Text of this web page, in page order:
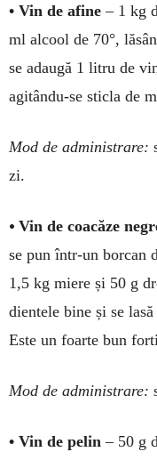
• Vin de afine – 1 kg
ml alcool de 70°,
se adaugă 1 li­tru de
agi­tându-se sticla de
Mod de ad­ministrare:
zi.
• Vin de coa­­căze
se pun într-un borcan
1,5 kg miere și 50 g
dientele bine și se
Este un foarte bun
Mod de administrare:
• Vin de pelin – 50 g